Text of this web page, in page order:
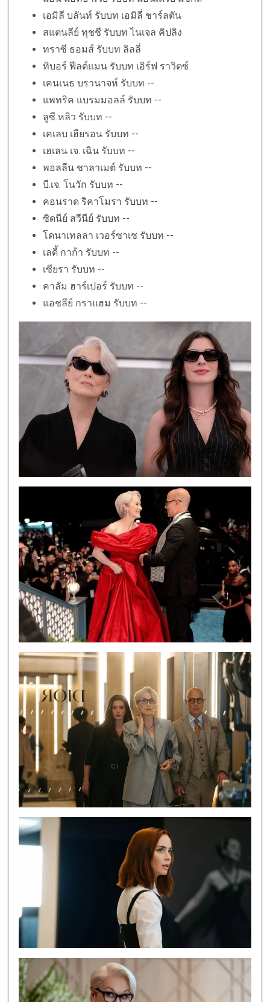
เอมิลี บลันท์ รับบท เอมิลี่ ชาร์ลตัน
สแตนลีย์ ทุชชี รับบท ไนเจล คิปลิง
ทราซี ธอมส์ รับบท ลิลลี่
ทิบอร์ ฟีลด์แมน รับบท เอิร์ฟ ราวิตซ์
เคนเนธ บรานาจห์ รับบท --
แพทริค แบรมมอลล์ รับบท --
ลูซี หลิว รับบท --
เคเลบ เฮียรอน รับบท --
เฮเลน เจ. เฉิน รับบท --
พอลลีน ชาลาเมต์ รับบท --
บี.เจ. โนวัก รับบท --
คอนราด ริคาโมรา รับบท --
ซิดนีย์ สวีนีย์ รับบท --
โดนาเทลลา เวอร์ซาเช รับบท --
เลดี้ กาก้า รับบท --
เซียรา รับบท --
คาลัม ฮาร์เปอร์ รับบท --
แอชลีย์ กราแฮม รับบท --